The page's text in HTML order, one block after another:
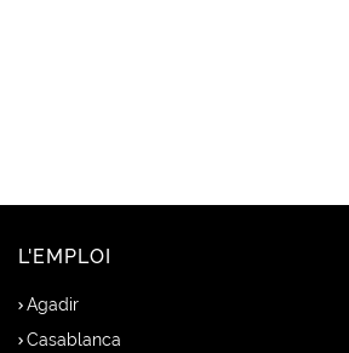
L'EMPLOI
Agadir
Casablanca